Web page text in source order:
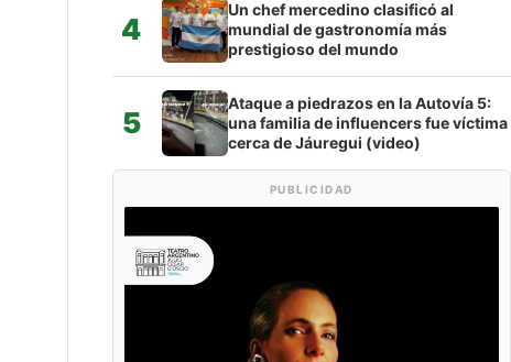
4
Un chef mercedino clasificó al
mundial de gastronomía más
prestigioso del mundo
5
Ataque a piedrazos en la Autovía 5:
una familia de influencers fue víctima
cerca de Jáuregui (video)
PUBLICIDAD